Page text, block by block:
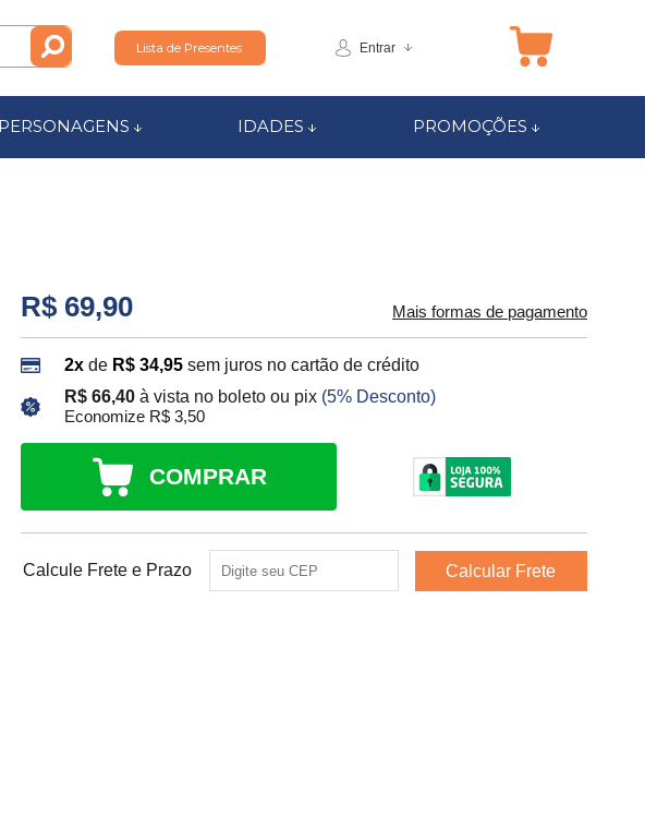
Lista de Presentes Entrar
PERSONAGENS IDADES PROMOÇÕES
R$ 69,90 Mais formas de pagamento
2x de R$ 34,95 sem juros no cartão de crédito
R$ 66,40à vista no boleto ou pix (5% Desconto)
Economize R$ 3,50
COMPRAR
Calcule Frete e Prazo